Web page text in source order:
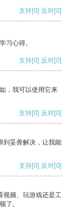
支持[0] 反对[0]
习心得。
支持[0] 反对[0]
，我可以使用它来
支持[0] 反对[0]
到妥善解决，让我能
支持[0] 反对[0]
视频、玩游戏还是工
了。